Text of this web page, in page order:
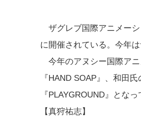
ザグレブ国際アニメーシ
に開催されている。今年
今年のアヌシー国際アニ
『HAND SOAP』、和田
『PLAYGROUND』となっ
【真狩祐志】